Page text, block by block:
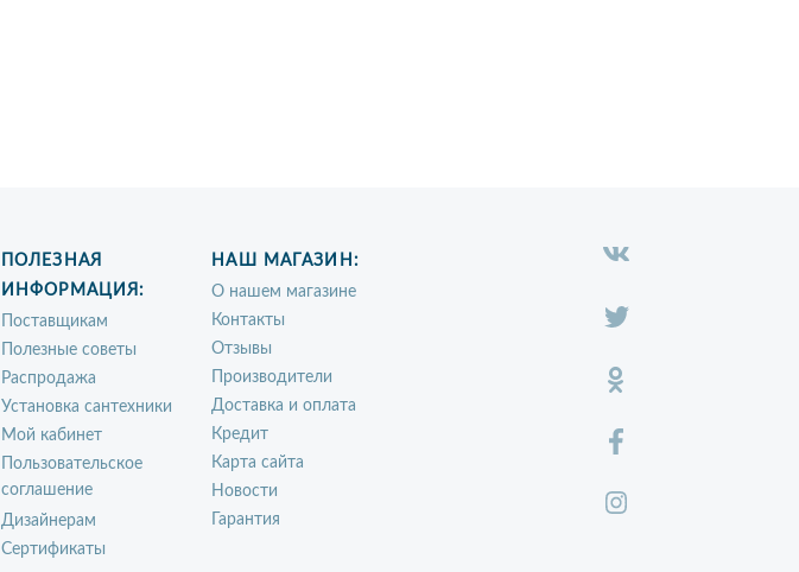
ПОЛЕЗНАЯ
ИНФОРМАЦИЯ:
Поставщикам
Полезные советы
Распродажа
Установка сантехники
Мой кабинет
Пользовательское
соглашение
Дизайнерам
Сертификаты
НАШ МАГАЗИН:
О нашем магазине
Контакты
Отзывы
Производители
Доставка и оплата
Кредит
Карта сайта
Новости
Гарантия